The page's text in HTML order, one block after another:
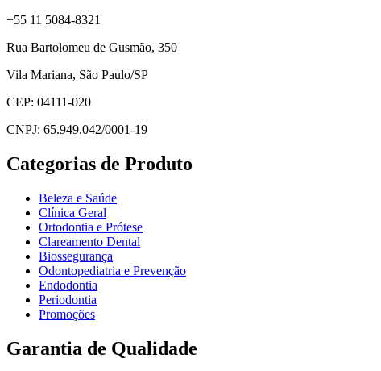
+55 11 5084-8321
Rua Bartolomeu de Gusmão, 350
Vila Mariana, São Paulo/SP
CEP: 04111-020
CNPJ: 65.949.042/0001-19
Categorias de Produto
Beleza e Saúde
Clínica Geral
Ortodontia e Prótese
Clareamento Dental
Biossegurança
Odontopediatria e Prevenção
Endodontia
Periodontia
Promoções
Garantia de Qualidade